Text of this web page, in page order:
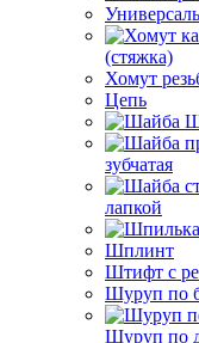
(стяжка)
Хомут
Цепь
зубчатая
лапкой
Шплинт
Штифт с
Шуруп по
Шуруп по